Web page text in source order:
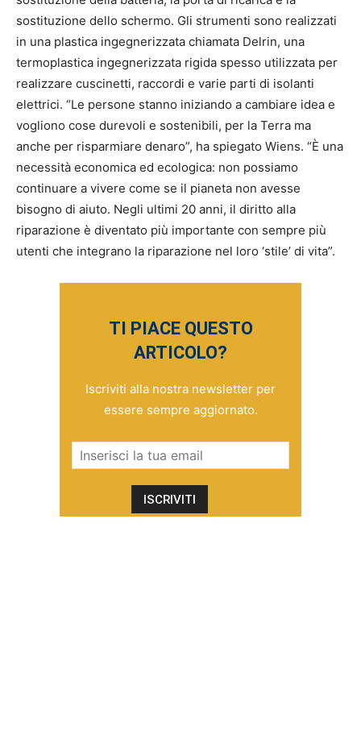
sostituzione dello schermo. Gli strumenti sono realizzati
in una plastica ingegnerizzata chiamata Delrin, una
termoplastica ingegnerizzata rigida spesso utilizzata per
realizzare cuscinetti, raccordi e varie parti di isolanti
elettrici. “Le persone stanno iniziando a cambiare idea e
vogliono cose durevoli e sostenibili, per la Terra ma
anche per risparmiare denaro”, ha spiegato Wiens. “È una
necessità economica ed ecologica: non possiamo
continuare a vivere come se il pianeta non avesse
bisogno di aiuto. Negli ultimi 20 anni, il diritto alla
riparazione è diventato più importante con sempre più
utenti che integrano la riparazione nel loro ‘stile’ di vita”.
TI PIACE QUESTO
ARTICOLO?
Iscriviti alla nostra newsletter per
essere sempre aggiornato.